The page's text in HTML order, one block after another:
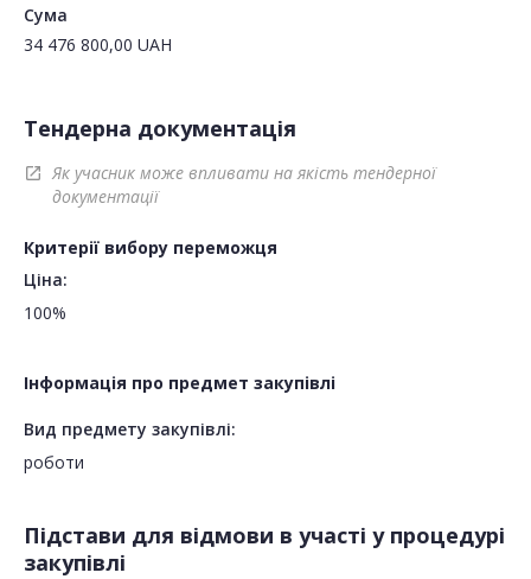
Сума
34 476 800,00 UAH
Тендерна документація
open_in_new
Як учасник може впливати на якість тендерної
документації
Критерії вибору переможця
Ціна:
100%
Інформація про предмет закупівлі
Вид предмету закупівлі:
роботи
Підстави для відмови в участі у процедурі
закупівлі